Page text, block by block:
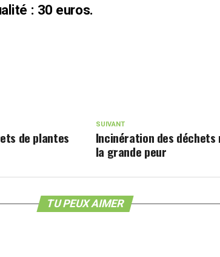
: 30 euros.
SUIVANT
Incinération des déchets
la grande peur
de plantes
TU PEUX AIMER